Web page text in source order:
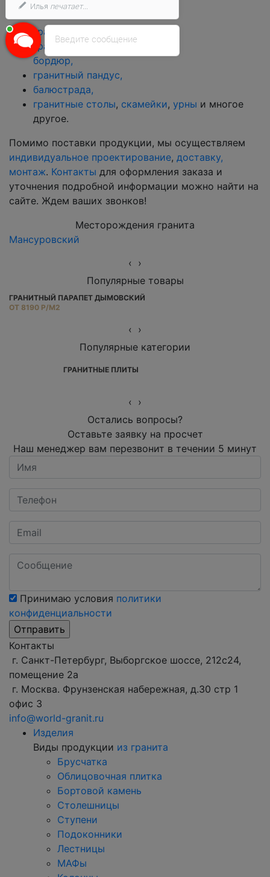
следующие позиции:
гранитные плиты,
гранитный
бордюр,
гранитный пандус,
балюстрада,
гранитные столы, скамейки, урны и многое
другое.
Помимо поставки продукции, мы осуществляем
индивидуальное проектирование, доставку,
монтаж. Контакты для оформления заказа и
уточнения подробной информации можно найти на
сайте. Ждем ваших звонков!
Месторождения гранита
Мансуровский
‹ ›
Популярные товары
ГРАНИТНЫЙ ПАРАПЕТ ДЫМОВСКИЙ
ОТ 8190 Р/М2
‹ ›
Популярные категории
ГРАНИТНЫЕ ПЛИТЫ
‹ ›
Остались вопросы?
Оставьте заявку на просчет
Наш менеджер вам перезвонит в течении 5 минут
Принимаю условия политики
конфиденциальности
Контакты
г. Санкт-Петербург, Выборгское шоссе, 212с24,
помещение 2а
г. Москва. Фрунзенская набережная, д.30 стр 1
офис 3
info@world-granit.ru
Изделия
Виды продукции из гранита
Брусчатка
Облицовочная плитка
Бортовой камень
Столешницы
Ступени
Подоконники
Лестницы
МАФы
Введите сообщение
Илья печатает...